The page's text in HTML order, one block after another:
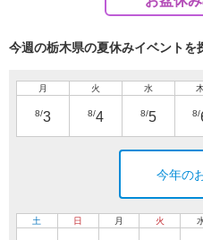
今週の栃木県の夏休みイベントを
月
8/3
火
8/4
水
8/5 8/
今年の
土 日 月 火